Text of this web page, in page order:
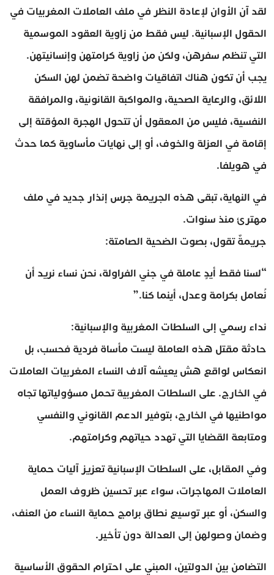
لقد آن الأوان لإعادة النظر في ملف العاملات المغربيات في
الحقول الإسبانية. ليس فقط من زاوية العقود الموسمية
التي تنظم سفرهن، ولكن من زاوية كرامتهن وإنسانيتهن.
يجب أن تكون هناك اتفاقيات واضحة تضمن لهن السكن
اللائق، والرعاية الصحية، والمواكبة القانونية، والمرافقة
النفسية، فليس من المعقول أن تتحول الهجرة المؤقتة إلى
إقامة في العزلة والخوف، أو إلى نهايات مأساوية كما حدث
في هويلفا.
في النهاية، تبقى هذه الجريمة جرس إنذار جديد في ملف
مهترئ منذ سنوات.
جريمةٌ تقول، بصوت الضحية الصامتة:
“لسنا فقط أيدٍ عاملة في جني الفراولة، نحن نساء نريد أن
نُعامل بكرامة وعدل، أينما كنا.”
نداء رسمي إلى السلطات المغربية والإسبانية:
حادثة مقتل هذه العاملة ليست مأساة فردية فحسب، بل
انعكاس لواقع هش يعيشه آلاف النساء المغربيات العاملات
في الخارج. على السلطات المغربية تحمل مسؤولياتها تجاه
مواطنيها في الخارج، بتوفير الدعم القانوني والنفسي
ومتابعة القضايا التي تهدد حياتهم وكرامتهم.
وفي المقابل، على السلطات الإسبانية تعزيز آليات حماية
العاملات المهاجرات، سواء عبر تحسين ظروف العمل
والسكن، أو عبر توسيع نطاق برامج حماية النساء من العنف،
وضمان وصولهن إلى العدالة دون تأخير.
التضامن بين الدولتين، المبني على احترام الحقوق الأساسية